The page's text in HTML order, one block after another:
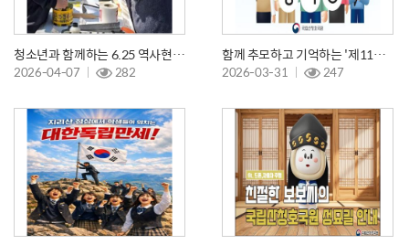
청소년과 함께하는 6.25 역사현장 안보 견학
2026-04-07 282
함께 추모하고 기억하는 '제11회 서해수호의 날'
2026-03-31 247